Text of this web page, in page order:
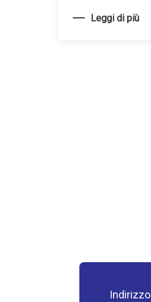
Leggi di più
Indirizzo